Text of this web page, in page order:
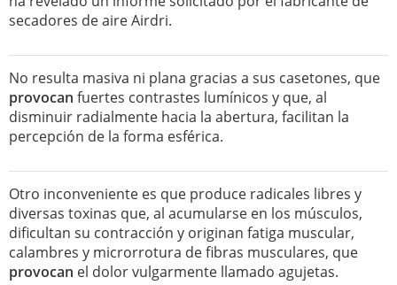
secadores de aire Airdri.
No resulta masiva ni plana gracias a sus casetones, que
provocan fuertes contrastes lumínicos y que, al
disminuir radialmente hacia la abertura, facilitan la
percepción de la forma esférica.
Otro inconveniente es que produce radicales libres y
diversas toxinas que, al acumularse en los músculos,
dificultan su contracción y originan fatiga muscular,
calambres y microrrotura de fibras musculares, que
provocan el dolor vulgarmente llamado agujetas.